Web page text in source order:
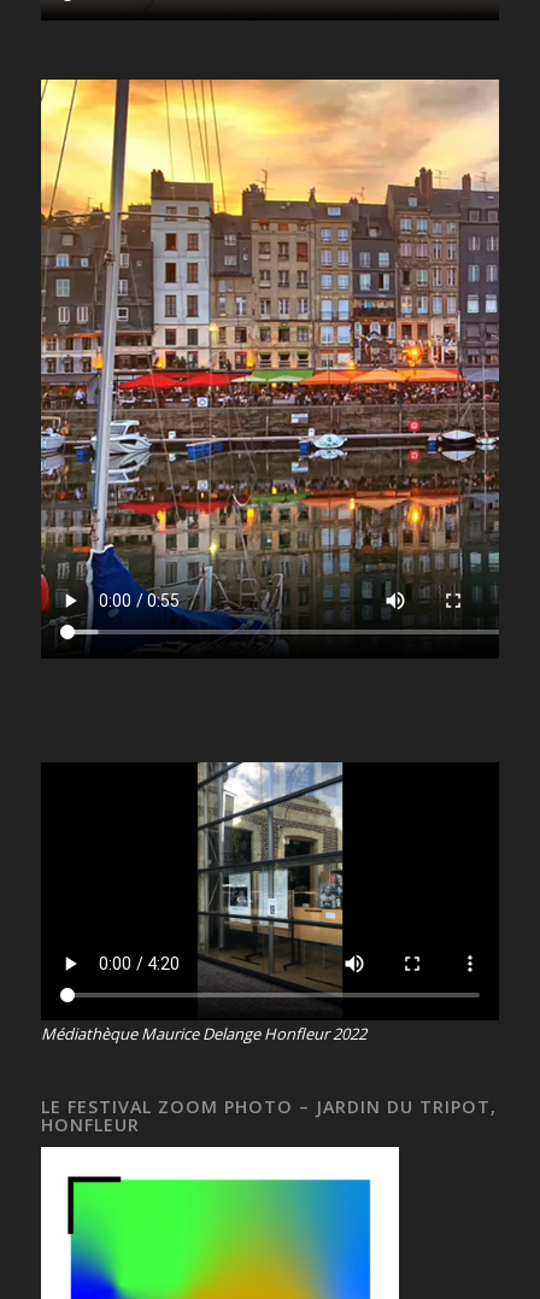
Médiathèque Maurice Delange Honfleur 2022
LE FESTIVAL ZOOM PHOTO – JARDIN DU TRIPOT,
HONFLEUR